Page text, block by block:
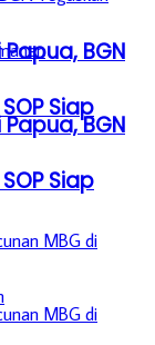
BGN
Siap
BGN
Siap